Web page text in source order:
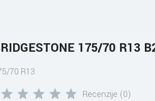
175/70 R13
70 R13
Recenzije (0)